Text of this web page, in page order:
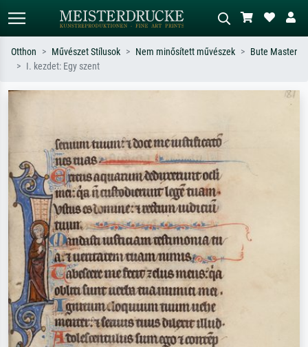
akt.
Otthon Művészet Stílusok Nem minősített művészek
Bute Master
I. kezdet: Egy szent